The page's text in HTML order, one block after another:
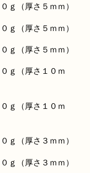
ｇ（厚さ５ｍｍ）
ｇ（厚さ５ｍｍ）
ｇ（厚さ５ｍｍ）
（厚さ１０ｍ
（厚さ１０ｍ
（厚さ３ｍｍ）
（厚さ３ｍｍ）